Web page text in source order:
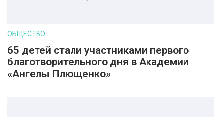
ОБЩЕСТВО
65 детей стали участниками первого
благотворительного дня в Академии
«Ангелы Плющенко»